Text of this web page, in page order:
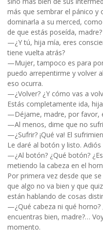
más que sembrar el pánico y
dominarla a su merced,
de que estás poseída, madre?
—¿Y tú, hija mía, eres
tiene vuelta atrás?
—Mujer, tampoco es para
puedo arrepentirme y volver
eso ocurra.
—¿Volver? ¿Y cómo vas a
Estás completamente ida,
—Déjame, madre, por favor,
—Al menos, dime que no
—¿Sufrir? ¡Qué va! El
Le daré al botón y listo. Adiós
—¿Al botón? ¿Qué botón?
metiendo la cabeza en el
Por primera vez desde que
que algo no va bien y que
están hablando de cosas
—¿Qué cabeza ni qué horno?
encuentras bien, madre?…
momento.